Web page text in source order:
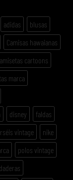
adidas
blusas
Camisas hawaianas
cartoons
marca
disney
faldas
vintage
nike
polos vintage